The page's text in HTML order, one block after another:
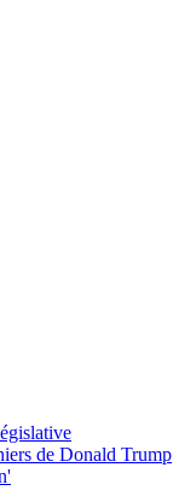
de Donald Trump